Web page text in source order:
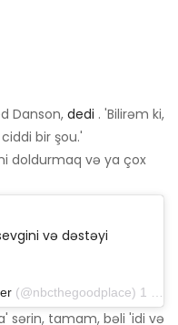
Danson,dedi . 'Bilirəm ki,
bir şou.'
doldurmaq və ya çox
və dəstəyi
(@nbcthegoodplace) 1 iyun 2019-cu il, saat 11: 26-da PDT
sərin, tamam, bəli 'idi və